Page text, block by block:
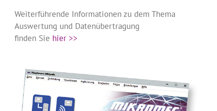
Weiterführende Informationen zu dem Thema
Auswertung und Datenübertragung
finden Sie hier >>